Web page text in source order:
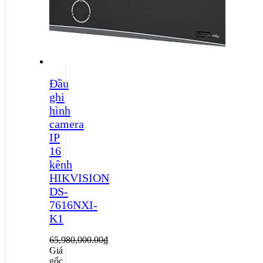
Đầu
ghi
hình
camera
IP
16
kênh
HIKVISION
DS-
7616NXI-
K1
65,980,000.00₫
Giá